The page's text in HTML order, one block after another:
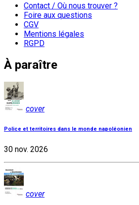
Contact / Où nous trouver ?
Foire aux questions
CGV
Mentions légales
RGPD
À paraître
cover
Police et territoires dans le monde napoléonien
30 nov. 2026
cover